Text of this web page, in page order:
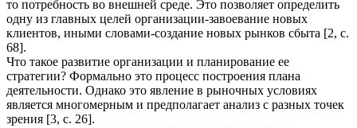
то потребность во внешней среде. Это позволяет определить
одну из главных целей организации-завоевание новых
клиентов, иными словами-создание новых рынков сбыта [2, с.
68].
Что такое развитие организации и планирование ее
стратегии? Формально это процесс построения плана
деятельности. Однако это явление в рыночных условиях
является многомерным и предполагает анализ с разных точек
зрения [3, с. 26].